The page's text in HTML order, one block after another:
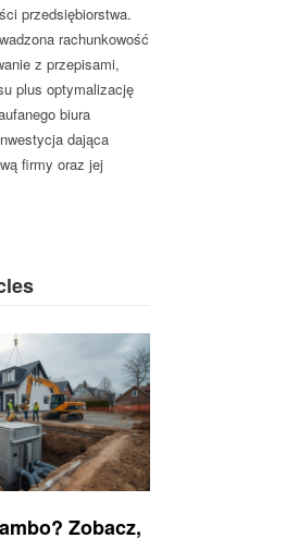
przedsiębiorstwa.
rachunkowość
z przepisami,
plus optymalizację
biura
dająca
firmy oraz jej
Zobacz,